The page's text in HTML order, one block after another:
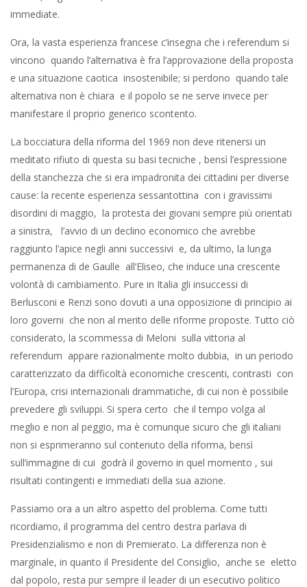
immediate.
Ora, la vasta esperienza francese c’insegna che i referendum si
vincono quando l’alternativa è fra l’approvazione della proposta
e una situazione caotica insostenibile; si perdono quando tale
alternativa non è chiara e il popolo se ne serve invece per
manifestare il proprio generico scontento.
La bocciatura della riforma del 1969 non deve ritenersi un
meditato rifiuto di questa su basi tecniche , bensì l’espressione
della stanchezza che si era impadronita dei cittadini per diverse
cause: la recente esperienza sessantottina con i gravissimi
disordini di maggio, la protesta dei giovani sempre più orientati
a sinistra, l’avvio di un declino economico che avrebbe
raggiunto l’apice negli anni successivi e, da ultimo, la lunga
permanenza di de Gaulle all’Eliseo, che induce una crescente
volontà di cambiamento. Pure in Italia gli insuccessi di
Berlusconi e Renzi sono dovuti a una opposizione di principio ai
loro governi che non al merito delle riforme proposte. Tutto ciò
considerato, la scommessa di Meloni sulla vittoria al
referendum appare razionalmente molto dubbia, in un periodo
caratterizzato da difficoltà economiche crescenti, contrasti con
l’Europa, crisi internazionali drammatiche, di cui non è possibile
prevedere gli sviluppi. Si spera certo che il tempo volga al
meglio e non al peggio, ma è comunque sicuro che gli italiani
non si esprimeranno sul contenuto della riforma, bensì
sull’immagine di cui godrà il governo in quel momento , sui
risultati contingenti e immediati della sua azione.
Passiamo ora a un altro aspetto del problema. Come tutti
ricordiamo, il programma del centro destra parlava di
Presidenzialismo e non di Premierato. La differenza non è
marginale, in quanto il Presidente del Consiglio, anche se eletto
dal popolo, resta pur sempre il leader di un esecutivo politico